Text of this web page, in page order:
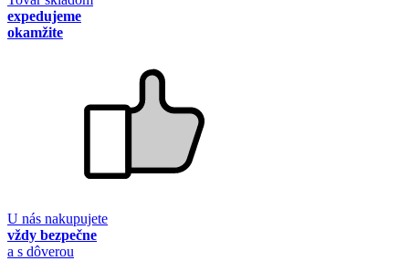
expedujeme
okamžite
U nás nakupujete
vždy bezpečne
a s dôverou